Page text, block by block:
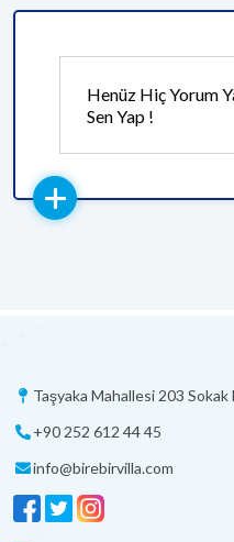
Henüz Hiç Yorum
Sen Yap !
Taşyaka Mahallesi 203
+90 252 612 44 45
info@birebirvilla.com